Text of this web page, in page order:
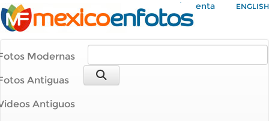
Mi Cuenta ENGLISH
Modernas
Antiguas
Antiguos